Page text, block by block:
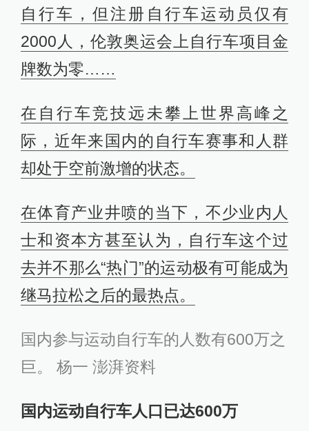
自行车，但注册自行车运动员仅有
2000人，伦敦奥运会上自行车项目金
牌数为零……
在自行车竞技远未攀上世界高峰之
际，近年来国内的自行车赛事和人群
却处于空前激增的状态。
在体育产业井喷的当下，不少业内人
士和资本方甚至认为，自行车这个过
去并不那么“热门”的运动极有可能成为
继马拉松之后的最热点。
国内参与运动自行车的人数有600万之
巨。 杨一 澎湃资料
国内运动自行车人口已达600万